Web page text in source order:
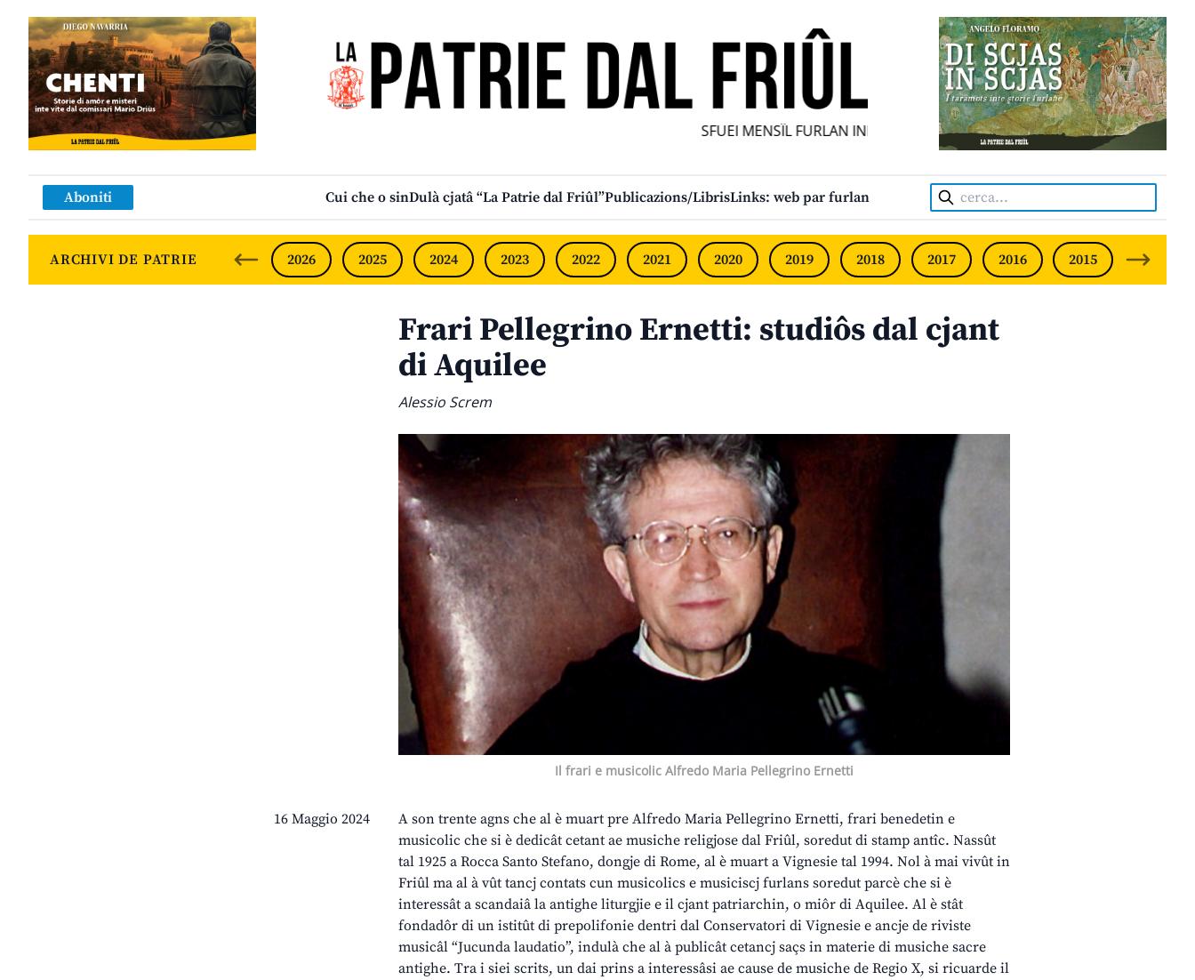
SFUEI MENSÎL FURLAN INDIPENDENT • INDEPENDENT FRIULIAN MONTHLY •
Aboniti Cui che o sinDulà cjatâ “La Patrie dal Friûl”Publicazions/LibrisLinks: web par furlan Cerca:
ARCHIVI DE PATRIE 2026 2025 2024 2023 2022 2021 2020 2019 2018 2017 2016 2015 2014
Frari Pellegrino Ernetti: studiôs dal cjant
di Aquilee
Alessio Screm
Il frari e musicolic Alfredo Maria Pellegrino Ernetti
16 Maggio 2024
A son trente agns che al è muart pre Alfredo Maria Pellegrino Ernetti, frari benedetin e
musicolic che si è dedicât cetant ae musiche religjose dal Friûl, soredut di stamp antîc. Nassût
tal 1925 a Rocca Santo Stefano, dongje di Rome, al è muart a Vignesie tal 1994. Nol à mai vivût in
Friûl ma al à vût tancj contats cun musicolics e musiciscj furlans soredut parcè che si è
interessât a scandaiâ la antighe liturgjie e il cjant patriarchin, o miôr di Aquilee. Al è stât
fondadôr di un istitût di prepolifonie dentri dal Conservatori di Vignesie e ancje de riviste
musicâl “Jucunda laudatio”, indulà che al à publicât cetancj saçs in materie di musiche sacre
antighe. Tra i siei scrits, un dai prins a interessâsi ae cause de musiche de Regio X, si ricuarde il